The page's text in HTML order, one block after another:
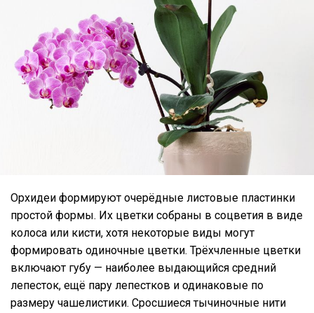
Орхидеи формируют очерёдные листовые пластинки
простой формы. Их цветки собраны в соцветия в виде
колоса или кисти, хотя некоторые виды могут
формировать одиночные цветки. Трёхчленные цветки
включают губу — наиболее выдающийся средний
лепесток, ещё пару лепестков и одинаковые по
размеру чашелистики. Сросшиеся тычиночные нити